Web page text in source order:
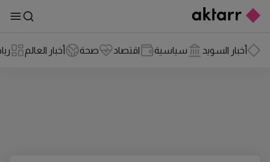
أخبار السويد سياسية اقتصاد صحة أخبار العالم